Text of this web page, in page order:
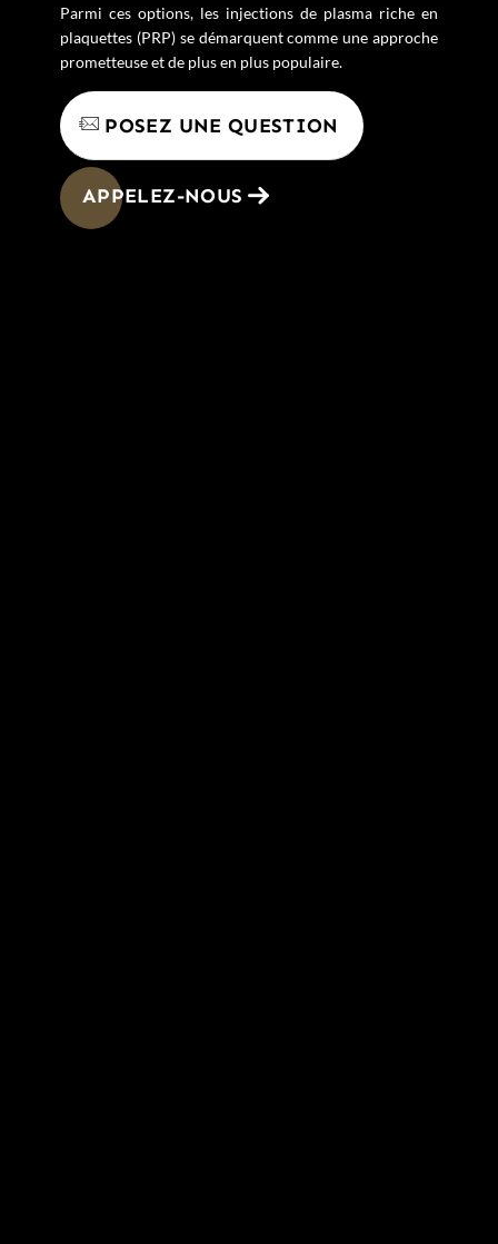
Parmi ces options, les injections de plasma riche en
plaquettes (PRP) se démarquent comme une approche
prometteuse et de plus en plus populaire.
POSEZ UNE QUESTION
APPELEZ-NOUS